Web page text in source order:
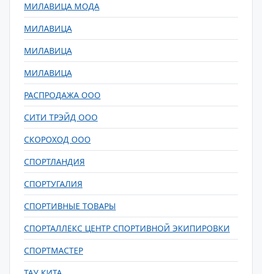
МИЛАВИЦА МОДА
МИЛАВИЦА
МИЛАВИЦА
МИЛАВИЦА
РАСПРОДАЖА ООО
СИТИ ТРЭЙД ООО
СКОРОХОД ООО
СПОРТЛАНДИЯ
СПОРТУГАЛИЯ
СПОРТИВНЫЕ ТОВАРЫ
СПОРТАЛЛЕКС ЦЕНТР СПОРТИВНОЙ ЭКИПИРОВКИ
СПОРТМАСТЕР